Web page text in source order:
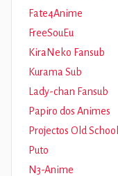
Fate4Anime
FreeSouEu
KiraNeko Fansub
Kurama Sub
Lady-chan Fansub
Papiro dos Animes
Projectos Old School
Puto
N3-Anime